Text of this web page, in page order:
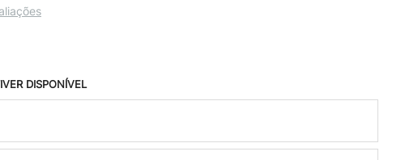
DISPONÍVEL